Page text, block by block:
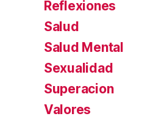
Reflexiones
Salud
Salud Mental
Sexualidad
Superacion
Valores